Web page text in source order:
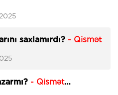
saxlamırdı? - Qismət
- Qismət